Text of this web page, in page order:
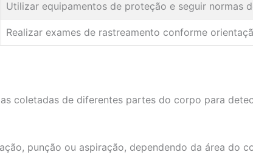
Utilizar equipamentos de proteção e seguir normas
Realizar exames de rastreamento conforme
coletadas de diferentes partes do corpo para
punção ou aspiração, dependendo da área do